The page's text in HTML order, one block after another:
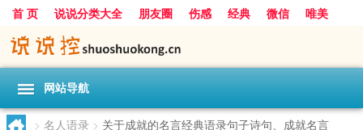
首 页 说说分类大全 朋友圈 伤感 经典 微信
唯美
励志
爱情 搞笑
网站导航
> 名人语录 > 关于成就的名言经典语录句子诗句、成就名言